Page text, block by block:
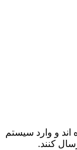
و وارد سیستم
کنند.